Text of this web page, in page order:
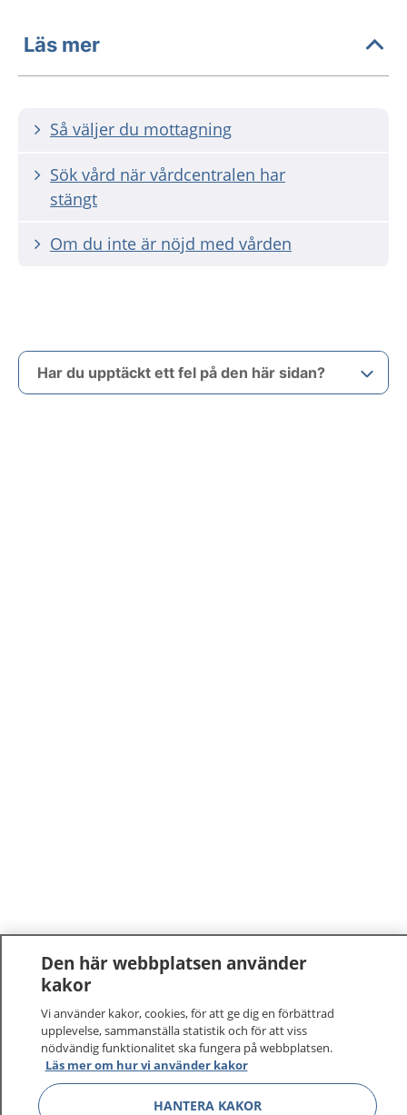
Läs mer
Så väljer du mottagning
Sök vård när vårdcentralen har
stängt
Om du inte är nöjd med vården
Har du upptäckt ett fel på den här sidan?
Den här webbplatsen använder
kakor
Vi använder kakor, cookies, för att ge dig en förbättrad
upplevelse, sammanställa statistik och för att viss
nödvändig funktionalitet ska fungera på webbplatsen.
Läs mer om hur vi använder kakor
HANTERA KAKOR